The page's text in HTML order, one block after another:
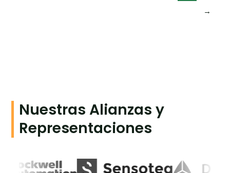
→
Nuestras Alianzas y
Representaciones